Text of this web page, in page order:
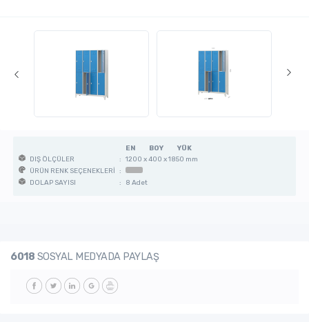
EN BOY
YÜK
DIŞ ÖLÇÜLER
: 1200 x 400 x 1850 mm
ÜRÜN RENK SEÇENEKLERİ :
DOLAP SAYISI
: 8 Adet
6018 SOSYAL MEDYADA PAYLAŞ